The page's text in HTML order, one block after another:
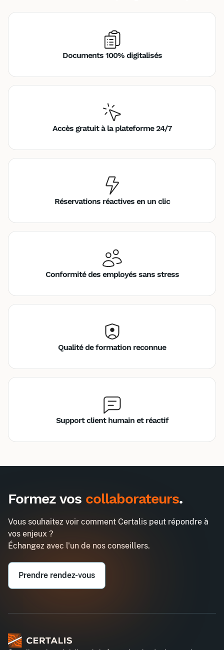
Documents 100% digitalisés
Accès gratuit à la plateforme 24/7
Réservations réactives en un clic
Conformité des employés sans stress
Qualité de formation reconnue
Support client humain et réactif
Améliorer la performance de son
Entreprise*
Téléphone professionnel*
Formez vos collaborateurs.
Vous souhaitez voir comment Certalis peut répondre à
vos enjeux ?
Échangez avec l'un de nos conseillers.
Prendre rendez-vous